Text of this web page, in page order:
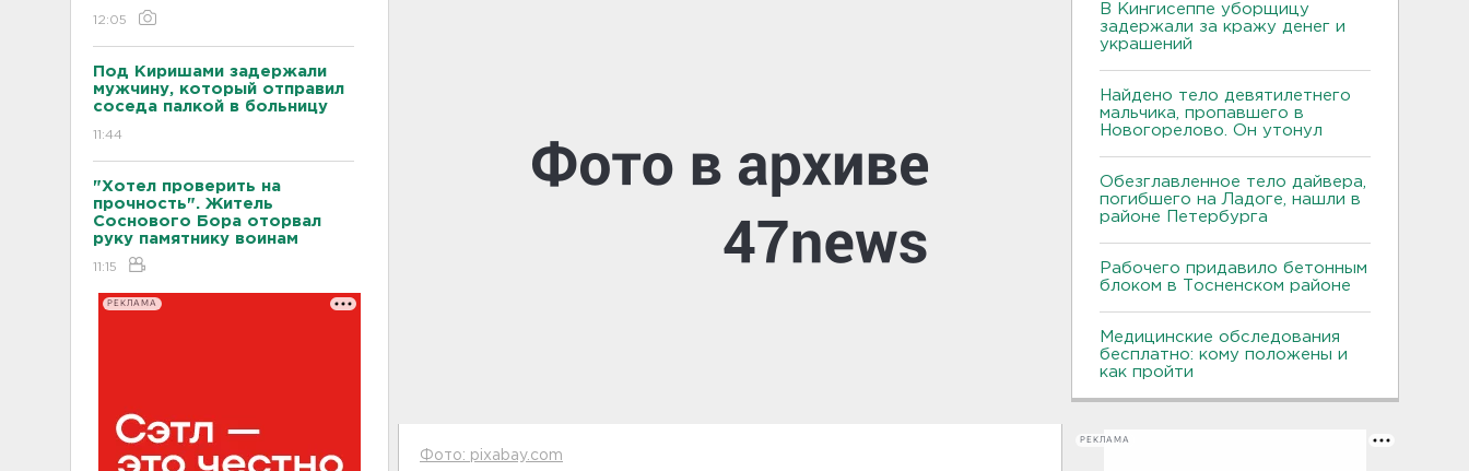
12:05
Под Киришами задержали
мужчину, который отправил
соседа палкой в больницу
11:44
"Хотел проверить на
прочность". Житель
Соснового Бора оторвал
руку памятнику воинам
11:15
РЕКЛАМА
Фото: pixabay.com
В Кингисеппе уборщицу
задержали за кражу денег и
украшений
Найдено тело девятилетнего
мальчика, пропавшего в
Новогорелово. Он утонул
Обезглавленное тело дайвера,
погибшего на Ладоге, нашли в
районе Петербурга
Рабочего придавило бетонным
блоком в Тосненском районе
Медицинские обследования
бесплатно: кому положены и
как пройти
РЕКЛАМА